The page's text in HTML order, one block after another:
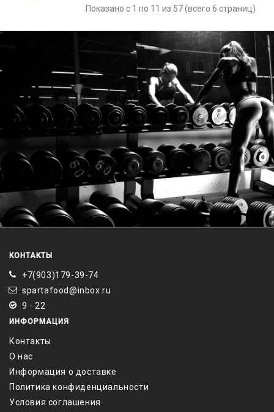
Показано с 1 по 11 из 57 (всего 6 страниц)
КОНТАКТЫ
+7(903)179-39-74
spartafood@inbox.ru
9 - 22
ИНФОРМАЦИЯ
Контакты
О нас
Информация о доставке
Политика конфиденциальности
Условия соглашения